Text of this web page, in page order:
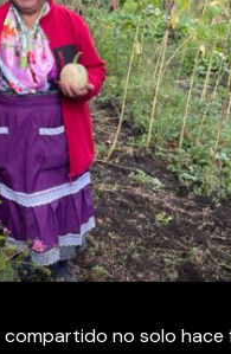
no solo hace